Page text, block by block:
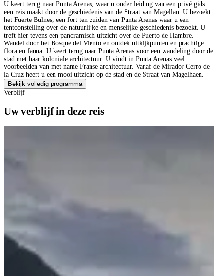
U keert terug naar Punta Arenas, waar u onder leiding van een privé gids
een reis maakt door de geschiedenis van de Straat van Magellan. U bezoekt
het Fuerte Bulnes, een fort ten zuiden van Punta Arenas waar u een
tentoonstelling over de natuurlijke en menselijke geschiedenis bezoekt. U
treft hier tevens een panoramisch uitzicht over de Puerto de Hambre.
Wandel door het Bosque del Viento en ontdek uitkijkpunten en prachtige
flora en fauna. U keert terug naar Punta Arenas voor een wandeling door de
stad met haar koloniale architectuur. U vindt in Punta Arenas veel
voorbeelden van met name Franse architectuur. Vanaf de Mirador Cerro de
la Cruz heeft u een mooi uitzicht op de stad en de Straat van Magelhaen.
Bekijk volledig programma
Verblijf
Uw verblijf in deze reis